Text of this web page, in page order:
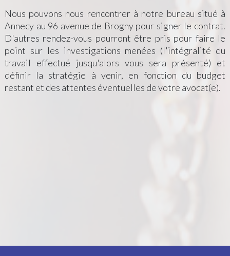
Nous pouvons nous rencontrer à notre bureau situé à
Annecy au 96 avenue de Brogny pour signer le contrat.
D'autres rendez-vous pourront être pris pour faire le
point sur les investigations menées (l'intégralité du
travail effectué jusqu'alors vous sera présenté) et
définir la stratégie à venir, en fonction du budget
restant et des attentes éventuelles de votre avocat(e).